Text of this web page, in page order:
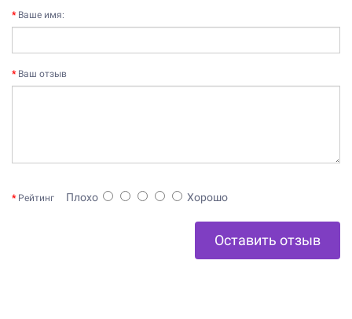
Ваше имя:
Ваш отзыв
Рейтинг Плохо Хорошо
Оставить отзыв